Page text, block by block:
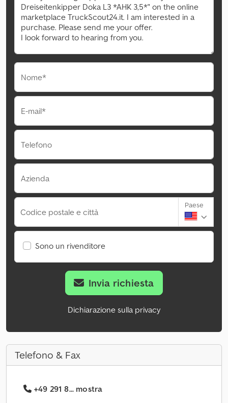
Nome*
E-mail*
Telefono
Azienda
Codice postale e città
Paese
Sono un rivenditore
Invia richiesta
Dichiarazione sulla privacy
Telefono & Fax
+49 291 8... mostra